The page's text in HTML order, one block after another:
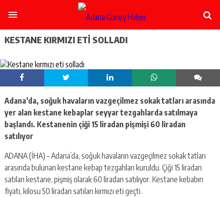
escort
ataşehir
escort
kadıköy
escort
ümraniye
escort
mecidiyeköy
taksim
escort
KESTANE KIRMIZI ETI SOLLADI
Adana’da, soğuk havaların vazgeçilmez sokak tatları arasında
yer alan kestane kebaplar seyyar tezgahlarda satılmaya
başlandı. Kestanenin çiği 15 liradan pişmişi 60 liradan
satılıyor
ADANA (İHA) – Adana’da, soğuk havaların vazgeçilmez sokak tatları
arasında bulunan kestane kebap tezgahları kuruldu. Çiği 15 liradan
satılan kestane, pişmiş olarak 60 liradan satılıyor. Kestane kebabın
fiyatı, kilosu 50 liradan satılan kırmızı eti geçti.